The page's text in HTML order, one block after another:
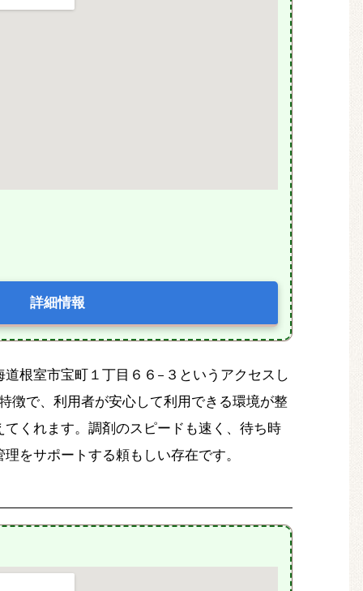
詳細情報
根室市宝町１丁目６６−３というアクセスし
徴で、利用者が安心して利用できる環境が整
くれます。調剤のスピードも速く、待ち時
をサポートする頼もしい存在です。